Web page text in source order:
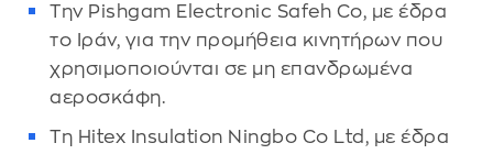
Την Pishgam Electronic Safeh Co, με έδρα
το Ιράν, για την προμήθεια κινητήρων που
χρησιμοποιούνται σε μη επανδρωμένα
αεροσκάφη.
Τη Hitex Insulation Ningbo Co Ltd, με έδρα